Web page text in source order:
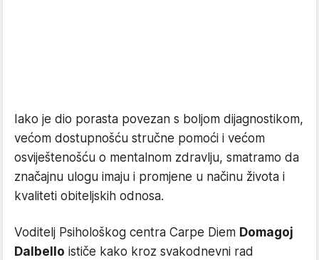
Iako je dio porasta povezan s boljom dijagnostikom,
većom dostupnošću stručne pomoći i većom
osviještenošću o mentalnom zdravlju, smatramo da
značajnu ulogu imaju i promjene u načinu života i
kvaliteti obiteljskih odnosa.
Voditelj Psihološkog centra Carpe Diem Domagoj
Dalbello ističe kako kroz svakodnevni rad